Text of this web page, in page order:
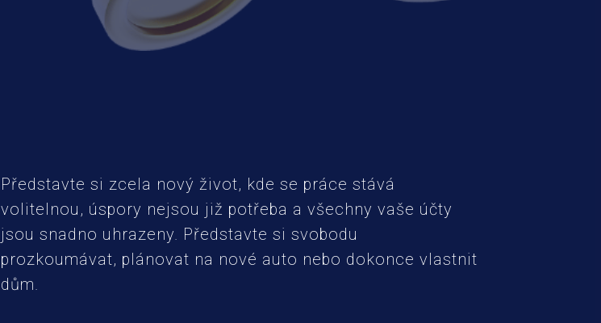
Představte si zcela nový život, kde se práce stává
volitelnou, úspory nejsou již potřeba a všechny vaše účty
jsou snadno uhrazeny. Představte si svobodu
prozkoumávat, plánovat na nové auto nebo dokonce vlastnit
dům.